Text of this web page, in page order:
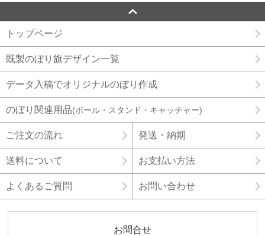
トップページ
既製のぼり旗デザイン一覧
データ入稿でオリジナルのぼり作成
のぼり関連用品(ポール・スタンド・キャッチャー)
ご注文の流れ 発送・納期
送料について お支払い方法
よくあるご質問 お問い合わせ
お問合せ